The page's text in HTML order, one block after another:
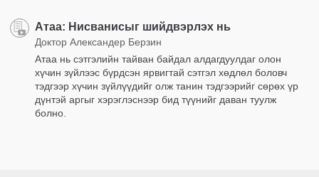
Атаа: Нисванисыг шийдвэрлэх нь
Доктор Александер Берзин
Атаа нь сэтгэлийн тайван байдал алдагдуулдаг олон
хүчин зүйлээс бүрдсэн ярвигтай сэтгэл хөдлөл боловч
тэдгээр хүчин зүйлүүдийг олж танин тэдгээрийг сөрөх үр
дүнтэй аргыг хэрэглэснээр бид түүнийг даван туулж
болно.